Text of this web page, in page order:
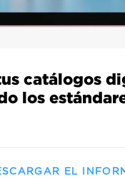
catálogos
los
EL